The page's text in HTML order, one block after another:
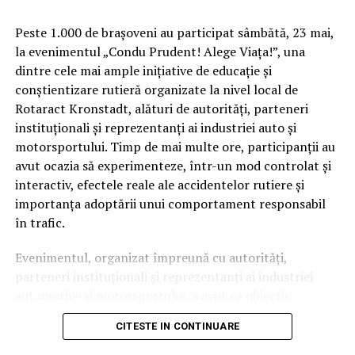
Cum știu dacă am obezitate? Rolul IMC și al
evaluării medicale
Deși Indicele de Masă Corporală (IMC) este utilizat
frecvent pentru clasificarea
Medicul poate lua în considerare raportul talie–
înălțime, impactul asupra sănătății, calitatea vieții,
că doar 20% dintre românii care trăiesc cu obezitate se
declară îngrijorați de starea lor de sănătate din prezent
Peste 1.000 de brașoveni au participat sâmbătă, 23 mai,
la evenimentul „Condu Prudent! Alege Viața!”, una
dintre cele mai ample inițiative de educație și
conștientizare rutieră organizate la nivel local de
Rotaract Kronstadt, alături de autorități, parteneri
instituționali și reprezentanți ai industriei auto și
motorsportului. Timp de mai multe ore, participanții au
avut ocazia să experimenteze, într-un mod controlat și
interactiv, efectele reale ale accidentelor rutiere și
importanța adoptării unui comportament responsabil
în trafic.
Evenimentul, organizat împreună cu autorități,
parteneri instituționali și reprezentanți ai industriei
principal transformarea prevenției într-o experiență
practică și accesibilă publicului larg.
CITESTE IN CONTINUARE